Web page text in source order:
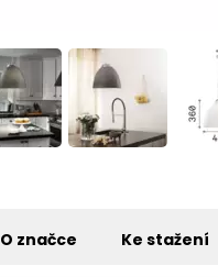
O značce Ke stažení